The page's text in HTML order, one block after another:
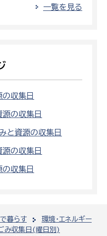
暮らす
環境・エネルギー
み収集日(曜日別)
一覧を見る
の収集日
源の収集日
みと資源の収集日
源の収集日
の収集日